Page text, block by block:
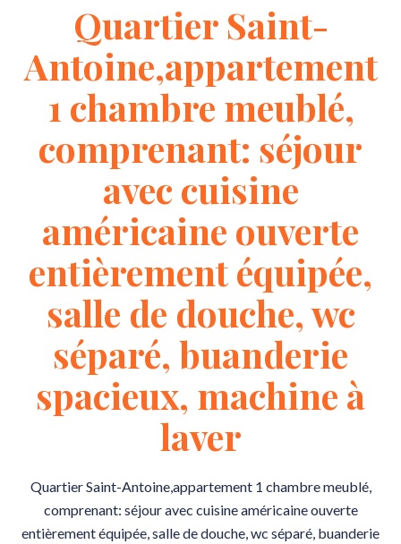
Quartier Saint-
Antoine,appartement
1 chambre meublé,
comprenant: séjour
avec cuisine
américaine ouverte
entièrement équipée,
salle de douche, wc
séparé, buanderie
spacieux, machine à
laver
Quartier Saint-Antoine,appartement 1 chambre meublé,
comprenant: séjour avec cuisine américaine ouverte
entièrement équipée, salle de douche, wc séparé, buanderie